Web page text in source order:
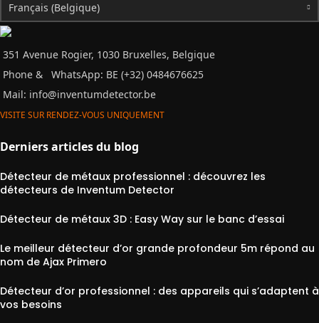
Français (Belgique)
351 Avenue Rogier, 1030 Bruxelles, Belgique
Phone &
WhatsApp: BE (+32) 0484676625
Mail: info@inventumdetector.be
VISITE SUR RENDEZ-VOUS UNIQUEMENT
Derniers articles du blog
Détecteur de métaux professionnel : découvrez les
détecteurs de Inventum Detector
Détecteur de métaux 3D : Easy Way sur le banc d’essai
Le meilleur détecteur d’or grande profondeur 5m répond au
nom de Ajax Primero
Détecteur d’or professionnel : des appareils qui s’adaptent à
vos besoins